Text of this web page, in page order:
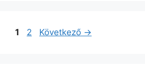
Oldal
1 Oldal
2 Következő →